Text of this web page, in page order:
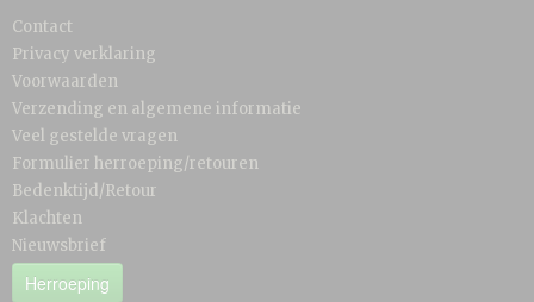
Contact
Privacy verklaring
Voorwaarden
Verzending en algemene informatie
Veel gestelde vragen
Formulier herroeping/retouren
Bedenktijd/Retour
Klachten
Nieuwsbrief
Herroeping